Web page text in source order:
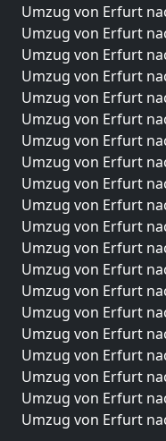
Umzug von Erfurt
Umzug von Erfurt
Umzug von Erfurt
Umzug von Erfurt
Umzug von Erfurt
Umzug von Erfurt
Umzug von Erfurt
Umzug von Erfurt
Umzug von Erfurt
Umzug von Erfurt
Umzug von Erfurt
Umzug von Erfurt
Umzug von Erfurt
Umzug von Erfurt
Umzug von Erfurt
Umzug von Erfurt
Umzug von Erfurt
Umzug von Erfurt
Umzug von Erfurt
Umzug von Erfurt